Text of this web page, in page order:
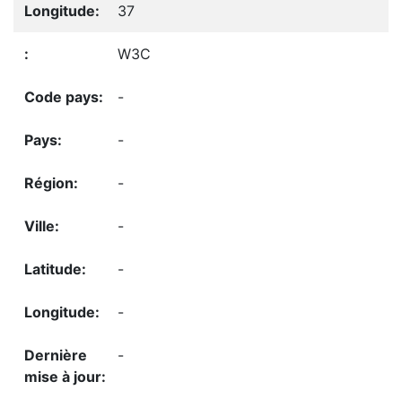
37
W3C
-
-
-
-
-
-
-